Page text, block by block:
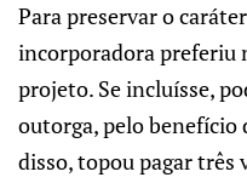
Para preservar o
incorporadora preferiu
projeto. Se incluísse,
outorga, pelo benefício
disso, topou pagar três